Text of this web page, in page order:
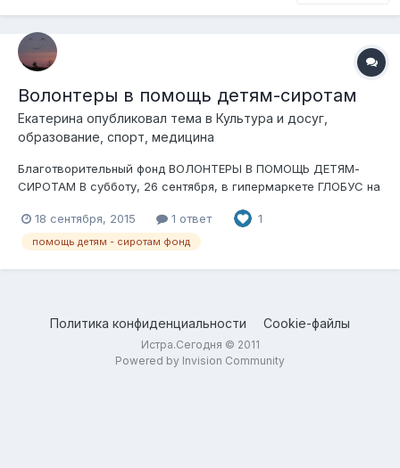
Волонтеры в помощь детям-сиротам
Екатерина опубликовал тема в Культура и досуг,
образование, спорт, медицина
Благотворительный фонд ВОЛОНТЕРЫ В ПОМОЩЬ ДЕТЯМ-
СИРОТАМ В субботу, 26 сентября, в гипермаркете ГЛОБУС на
Акция будет проходить с 11 до 21 часа. Не хватает волонтеров
для раздачи листовок! Приезжайте помочь и провести день в
18 сентября, 2015 1 ответ 1
помощь детям - сиротам фонд
Политика конфиденциальности Cookie-файлы
Истра.Сегодня © 2011
Powered by Invision Community